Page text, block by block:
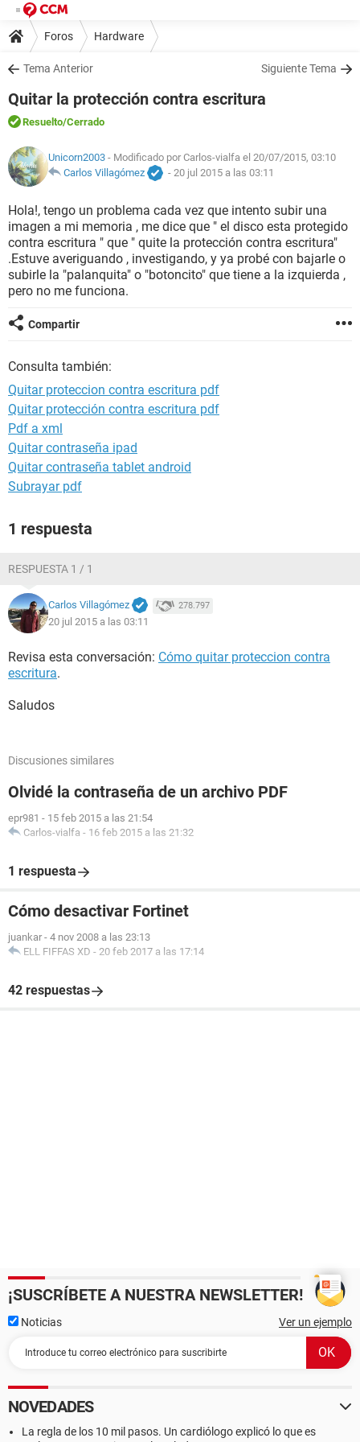
Foros Hardware
Tema Anterior Siguiente Tema
Quitar la protección contra escritura
Resuelto/Cerrado
Unicorn2003 - Modificado por Carlos-vialfa el 20/07/2015, 03:10
Carlos Villagómez
- 20 jul 2015 a las 03:11
Hola!, tengo un problema cada vez que intento subir una
imagen a mi memoria , me dice que " el disco esta protegido
contra escritura " que " quite la protección contra escritura"
.Estuve averiguando , investigando, y ya probé con bajarle o
subirle la "palanquita" o "botoncito" que tiene a la izquierda ,
pero no me funciona.
Compartir
Consulta también:
Quitar proteccion contra escritura pdf
Quitar protección contra escritura pdf
Pdf a xml
Quitar contraseña ipad
Quitar contraseña tablet android
Subrayar pdf
1 respuesta
RESPUESTA 1 / 1
Carlos Villagómez 278.797
20 jul 2015 a las 03:11
Revisa esta conversación: Cómo quitar proteccion contra
escritura.
Saludos
Discusiones similares
Olvidé la contraseña de un archivo PDF
epr981 - 15 feb 2015 a las 21:54
Carlos-vialfa - 16 feb 2015 a las 21:32
1 respuesta
Cómo desactivar Fortinet
juankar - 4 nov 2008 a las 23:13
ELL FIFFAS XD - 20 feb 2017 a las 17:14
42 respuestas
¡SUSCRÍBETE A NUESTRA NEWSLETTER!
Noticias Ver un ejemplo
NOVEDADES
La regla de los 10 mil pasos. Un cardiólogo explicó lo que es